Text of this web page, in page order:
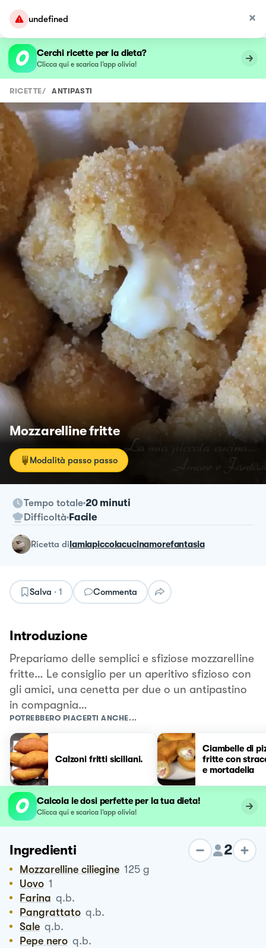
undefined
Cerchi ricette per la dieta?
Clicca qui e scarica l’app olivia!
RICETTE/ ANTIPASTI
Mozzarelline fritte
Modalità passo passo
Tempo totale 20 minuti
Difficoltà Facile
ricetta dilamiapiccolacucinamorefantasia
Salva · 1 Commenta
Introduzione
Prepariamo delle semplici e sfiziose mozzarelline
fritte… Le consiglio per un aperitivo sfizioso con
gli amici, una cenetta per due o un antipastino
in compagnia…
POTREBBERO PIACERTI ANCHE...
Calzoni fritti siciliani.
Ciambelle di
fritte con
e mortadella
Calcola le dosi perfette per la tua dieta!
Clicca qui e scarica l’app olivia!
Ingredienti 2
Mozzarelline ciliegine 125 g
Uovo 1
Farina q.b.
Pangrattato q.b.
Sale q.b.
Pepe nero q.b.